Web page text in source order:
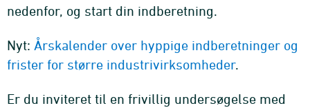
nedenfor, og start din indberetning.
Nyt: Årskalender over hyppige indberetninger og
frister for større industrivirksomheder.
Er du inviteret til en frivillig undersøgelse med